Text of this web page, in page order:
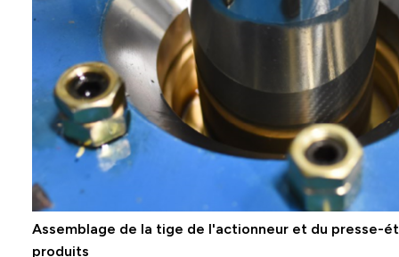
Assemblage de la tige de l'actionneur et du presse-
produits